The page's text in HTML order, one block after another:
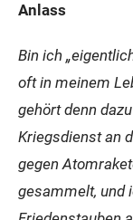
Anlass
Bin ich
oft in meinem
gehört denn
Kriegsdienst an
gegen
gesammelt, und